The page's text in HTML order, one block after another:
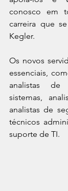
conosco em
carreira que
Kegler.
Os novos
essenciais,
analistas de
sistemas,
analistas de
técnicos
suporte de TI.